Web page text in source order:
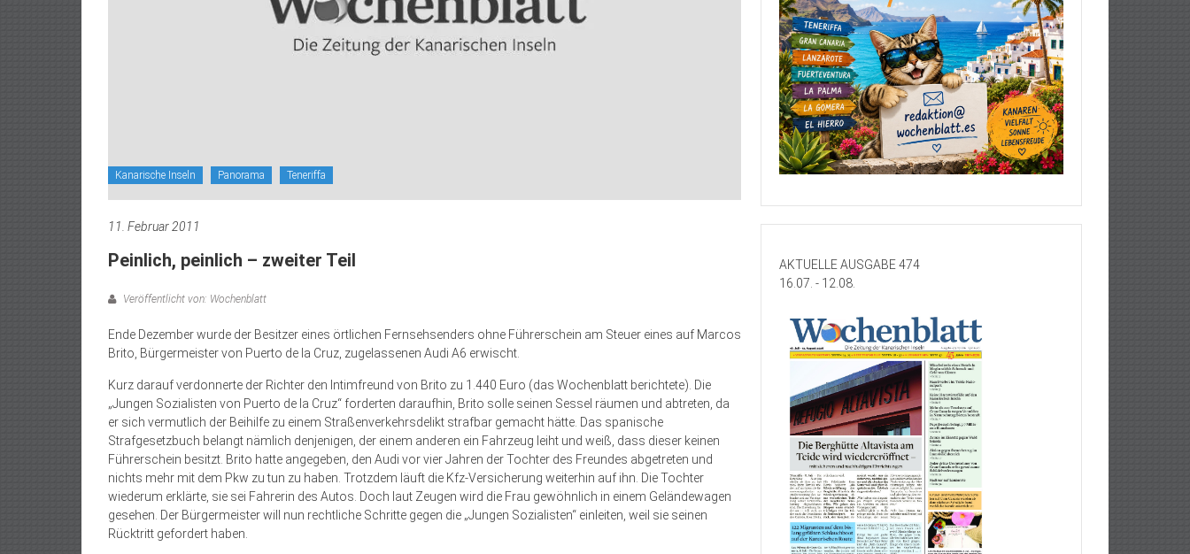
Kanarische Inseln Panorama Teneriffa
11. Februar 2011
Peinlich, peinlich – zweiter Teil
Veröffentlicht von: Wochenblatt
Ende Dezember wurde der Besitzer eines örtlichen Fernsehsenders ohne Führerschein am Steuer eines auf Marcos
Brito, Bürgermeister von Puerto de la Cruz, zugelassenen Audi A6 erwischt.
Kurz darauf verdonnerte der Richter den Intimfreund von Brito zu 1.440 Euro (das Wochenblatt berichtete). Die
„Jungen Sozialisten von Puerto de la Cruz“ forderten daraufhin, Brito solle seinen Sessel räumen und abtreten, da
er sich vermutlich der Beihilfe zu einem Straßenverkehrsdelikt strafbar gemacht hätte. Das spanische
Strafgesetzbuch belangt nämlich denjenigen, der einem anderen ein Fahrzeug leiht und weiß, dass dieser keinen
Führerschein besitzt. Brito hatte angegeben, den Audi vor vier Jahren der Tochter des Freundes abgetreten und
nichts mehr mit dem Pkw zu tun zu haben. Trotzdem läuft die Kfz-Versicherung weiterhin auf ihn. Die Tochter
wiederum erklärte, sie sei Fahrerin des Autos. Doch laut Zeugen wird die Frau gewöhnlich in einem Geländewagen
gesehen. Der Bürgermeister will nun rechtliche Schritte gegen die „Jungen Sozialisten“ einleiten, weil sie seinen
Rücktritt gefordert haben.
AKTUELLE AUSGABE 474
16.07. - 12.08.